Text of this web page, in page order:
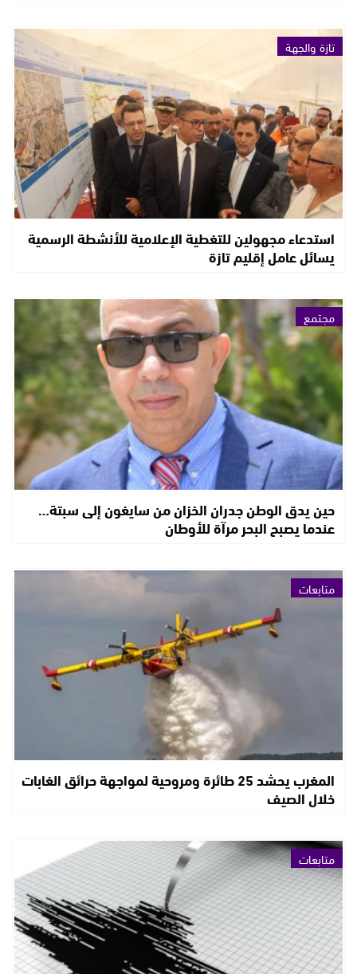
تازة والجهة
استدعاء مجهولين للتغطية الإعلامية للأنشطة الرسمية
يسائل عامل إقليم تازة
مجتمع
حين يدق الوطن جدران الخزان من سايغون إلى سبتة…
عندما يصبح البحر مرآة للأوطان
متابعات
المغرب يحشد 25 طائرة ومروحية لمواجهة حرائق الغابات
خلال الصيف
متابعات